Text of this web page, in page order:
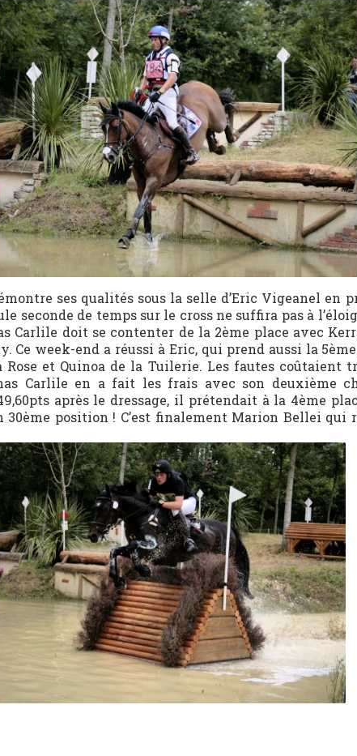
ses qualités sous la selle d’Eric Vigeanel en
seconde de temps sur le cross ne suffira pas à
Carlile doit se contenter de la 2ème place avec
Ce week-end a réussi à Eric, qui prend aussi la
et Quinoa de la Tuilerie. Les fautes coûtaient
Carlile en a fait les frais avec son deuxième
après le dressage, il prétendait à la 4ème
position ! C’est finalement Marion Bellei qui